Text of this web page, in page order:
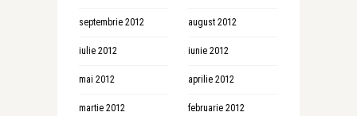
septembrie 2012 august 2012
iulie 2012 iunie 2012
mai 2012 aprilie 2012
martie 2012 februarie 2012